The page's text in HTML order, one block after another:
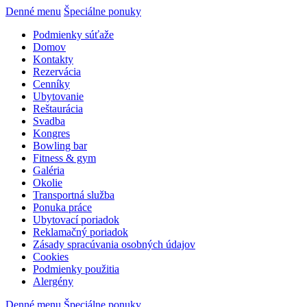
Denné menu Špeciálne ponuky
Podmienky súťaže
Domov
Kontakty
Rezervácia
Cenníky
Ubytovanie
Reštaurácia
Svadba
Kongres
Bowling bar
Fitness & gym
Galéria
Okolie
Transportná služba
Ponuka práce
Ubytovací poriadok
Reklamačný poriadok
Zásady spracúvania osobných údajov
Cookies
Podmienky použitia
Alergény
Denné menu Špeciálne ponuky